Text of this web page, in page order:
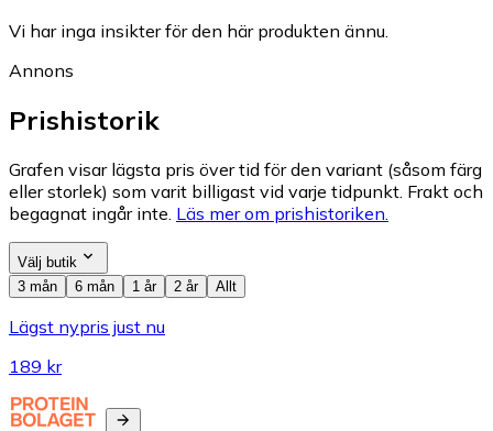
Vi har inga insikter för den här produkten ännu.
Annons
Prishistorik
Grafen visar lägsta pris över tid för den variant (såsom färg
eller storlek) som varit billigast vid varje tidpunkt. Frakt och
begagnat ingår inte. Läs mer om prishistoriken.
Välj butik
3 mån
6 mån 1 år 2 år Allt
Lägst nypris just nu
189 kr